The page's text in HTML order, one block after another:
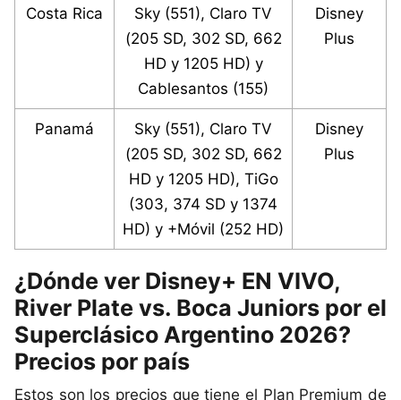
Costa Rica
Sky (551), Claro TV
(205 SD, 302 SD, 662
HD y 1205 HD) y
Cablesantos (155)
Disney
Plus
Panamá
Sky (551), Claro TV
(205 SD, 302 SD, 662
HD y 1205 HD), TiGo
(303, 374 SD y 1374
HD) y +Móvil (252 HD)
Disney
Plus
¿Dónde ver Disney+ EN VIVO,
River Plate vs. Boca Juniors por el
Superclásico Argentino 2026?
Precios por país
Estos son los precios que tiene el Plan Premium de